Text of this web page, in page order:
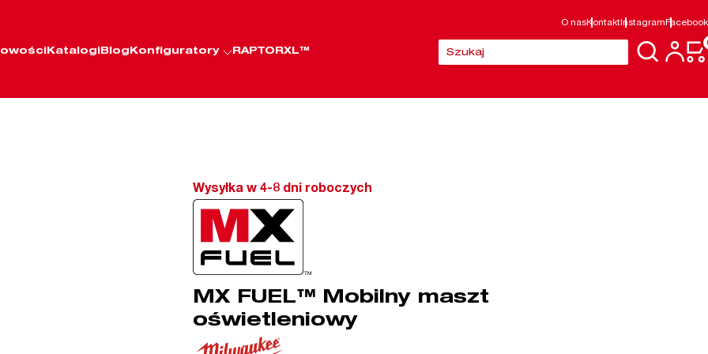
O nasKontakt Instagram Facebook
KatalogiBlogKonfiguratory RAPTORXL™
Wysyłka w 4-8 dni roboczych
MX FUEL™ Mobilny maszt
oświetleniowy